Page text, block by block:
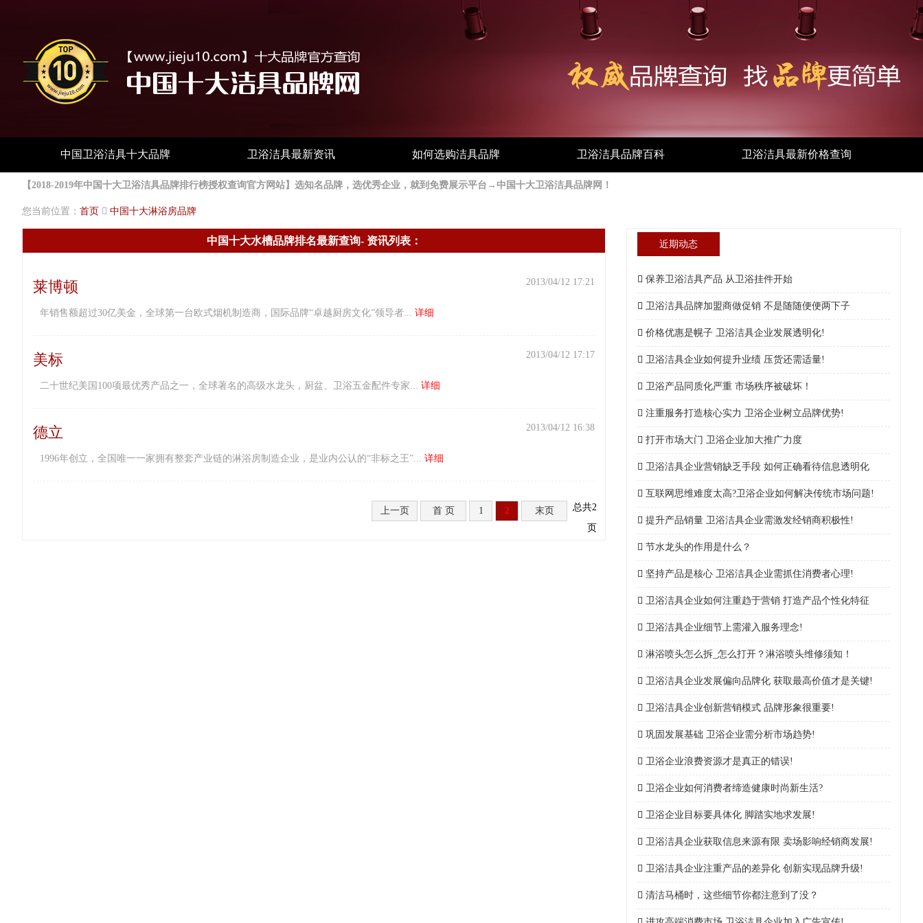
中国卫浴洁具十大品牌 卫浴洁具最新资讯 如何选购洁具品牌 卫浴洁具品牌百科 卫浴洁具最新价格查询
【2018-2019年中国十大卫浴洁具品牌排行榜授权查询官方网站】选知名品牌，选优秀企业，就到免费展示平台→中国十大卫浴洁具品牌网！
您当前位置： 首页 中国十大淋浴房品牌
中国十大水槽品牌排名最新查询- 资讯列表：
2013/04/12 17:21
莱博顿
年销售额超过30亿美金，全球第一台欧式烟机制造商，国际品牌“卓越厨房文化”领导者... 详细
2013/04/12 17:17
美标
二十世纪美国100项最优秀产品之一，全球著名的高级水龙头，厨盆、卫浴五金配件专家... 详细
2013/04/12 16:38
德立
1996年创立，全国唯一一家拥有整套产业链的淋浴房制造企业，是业内公认的“非标之王”... 详细
上一页 首 页 1 2 末页
总共2
页
近期动态
保养卫浴洁具产品 从卫浴挂件开始
卫浴洁具品牌加盟商做促销 不是随随便便两下子
价格优惠是幌子 卫浴洁具企业发展透明化!
卫浴洁具企业如何提升业绩 压货还需适量!
卫浴产品同质化严重 市场秩序被破坏！
注重服务打造核心实力 卫浴企业树立品牌优势!
打开市场大门 卫浴企业加大推广力度
卫浴洁具企业营销缺乏手段 如何正确看待信息透明化
互联网思维难度太高?卫浴企业如何解决传统市场问题!
提升产品销量 卫浴洁具企业需激发经销商积极性!
节水龙头的作用是什么？
坚持产品是核心 卫浴洁具企业需抓住消费者心理!
卫浴洁具企业如何注重趋于营销 打造产品个性化特征
卫浴洁具企业细节上需灌入服务理念!
淋浴喷头怎么拆_怎么打开？淋浴喷头维修须知！
卫浴洁具企业发展偏向品牌化 获取最高价值才是关键!
卫浴洁具企业创新营销模式 品牌形象很重要!
巩固发展基础 卫浴企业需分析市场趋势!
卫浴企业浪费资源才是真正的错误!
卫浴企业如何消费者缔造健康时尚新生活?
卫浴企业目标要具体化 脚踏实地求发展!
卫浴洁具企业获取信息来源有限 卖场影响经销商发展!
卫浴洁具企业注重产品的差异化 创新实现品牌升级!
清洁马桶时，这些细节你都注意到了没？